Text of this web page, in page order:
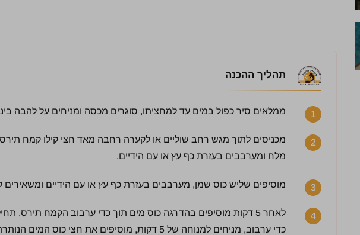
תהליך ההכנה
1 ממלאים סיר כפול במים עד למחציתו, סוגרים מכסה ומניחים על להבה
2
מכניסים לתוך מגש רחב שוליים או לקערה רחבה מאד חצי קילו קמח
מלח ומערבבים בעזרת כף עץ או עם הידיים.
3 מוסיפים שליש כוס שמן, מערבבים בעזרת כף עץ או עם הידיים ומשאירים
4
לאחר 5 דקות מוסיפים בהדרגה כוס מים תוך כדי ערבוב הקמח תירס.
כדי ערבוב, מניחים למנוחה של 5 דקות, מוסיפים את חצי כוס